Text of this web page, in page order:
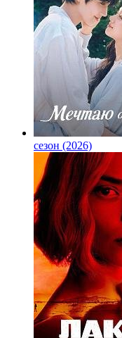
сезон (2026)